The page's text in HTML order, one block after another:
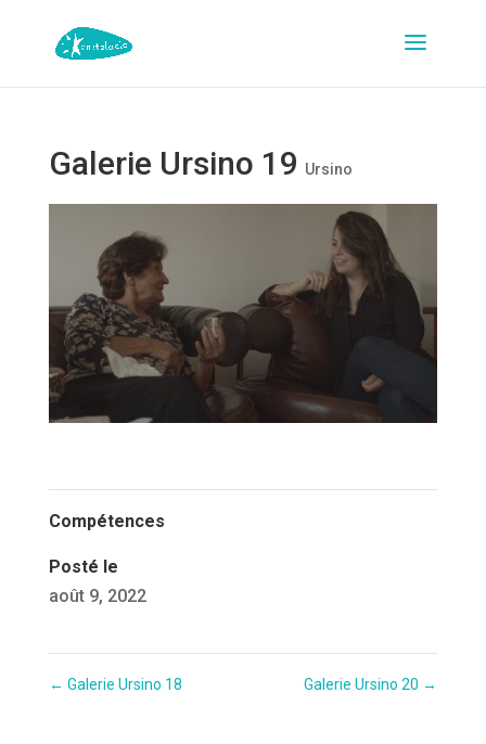
Galerie Ursino 19 Ursino
Compétences
Posté le
août 9, 2022
← Galerie Ursino 18 Galerie Ursino 20 →